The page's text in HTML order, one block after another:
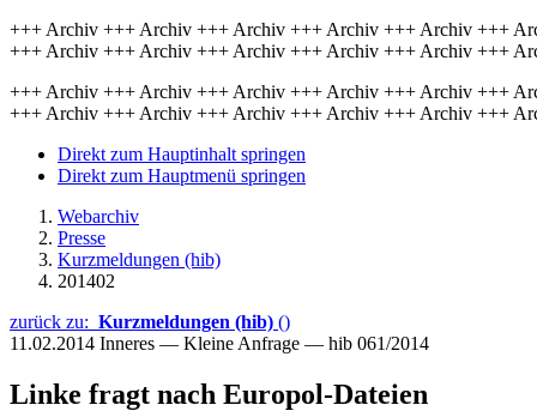
+++ Archiv +++ Archiv +++ Archiv +++ Archiv +++ Archiv +++
+++ Archiv +++ Archiv +++ Archiv +++ Archiv +++ Archiv +++
+++ Archiv +++ Archiv +++ Archiv +++ Archiv +++ Archiv +++
+++ Archiv +++ Archiv +++ Archiv +++ Archiv +++ Archiv +++
Direkt zum Hauptinhalt springen
Direkt zum Hauptmenü springen
Webarchiv
Presse
Kurzmeldungen (hib)
201402
zurück zu: Kurzmeldungen (hib) ()
11.02.2014 Inneres — Kleine Anfrage — hib 061/2014
Linke fragt nach Europol-Dateien